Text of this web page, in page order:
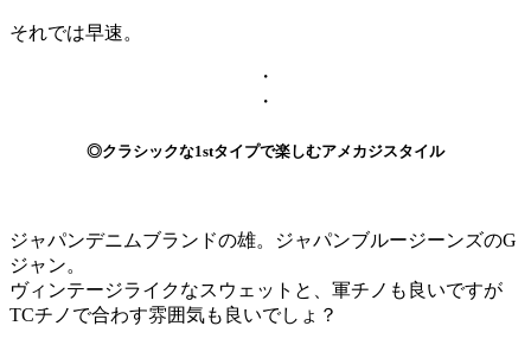
それでは早速。
・
・
◎クラシックな1stタイプで楽しむアメカジスタイル
ジャパンデニムブランドの雄。ジャパンブルージーンズのG
ジャン。
ヴィンテージライクなスウェットと、軍チノも良いですが
TCチノで合わす雰囲気も良いでしょ？